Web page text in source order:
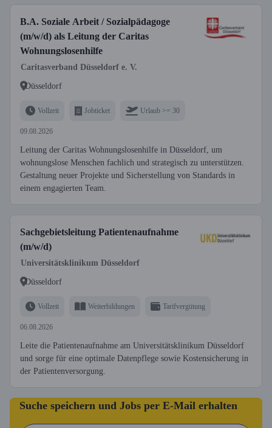
B.A. Soziale Arbeit / Sozialpädagoge
(m/w/d) als Leitung der Caritas
Wohnungslosenhilfe
Caritasverband Düsseldorf e. V.
Düsseldorf
Vollzeit Jobticket Urlaub >= 30
09.08.2026
Leitung der Caritas Wohnungslosenhilfe in Düsseldorf, um
wohnungslose Menschen fachlich und strategisch zu unterstützen.
Gestaltung neuer Projekte und Sicherstellung von Standards in
einem engagierten Team.
Sachgebietsleitung Patientenaufnahme
(m/w/d)
Universitätsklinikum Düsseldorf
Düsseldorf
Vollzeit Weiterbildungen Tarifvergütung
06.08.2026
Leite die Patientenaufnahme am Universitätsklinikum Düsseldorf
und sorge für eine optimale Datenpflege sowie Kostensicherung in
der Patientenversorgung.
Suche speichern und Jobs per E-Mail erhalten